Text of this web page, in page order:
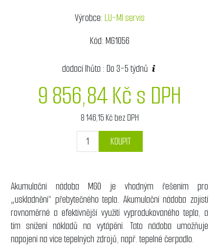
Výrobce:LU-MI servis
Kód:MG1056
dodací lhůta :Do 3-5 týdnů
9 856,84 Kč s DPH
8 146,15 Kč bez DPH
KOUPIT
Akumulační nádoba MG0 je vhodným řešením pro
„uskladnění“ přebytečného tepla. Akumulační nádoba zajistí
rovnoměrné a efektivnější využití vyprodukovaného tepla, a
tím snížení nákladů na vytápění. Tato nádoba umožňuje
napojení na více tepelných zdrojů, např. tepelné čerpadlo.